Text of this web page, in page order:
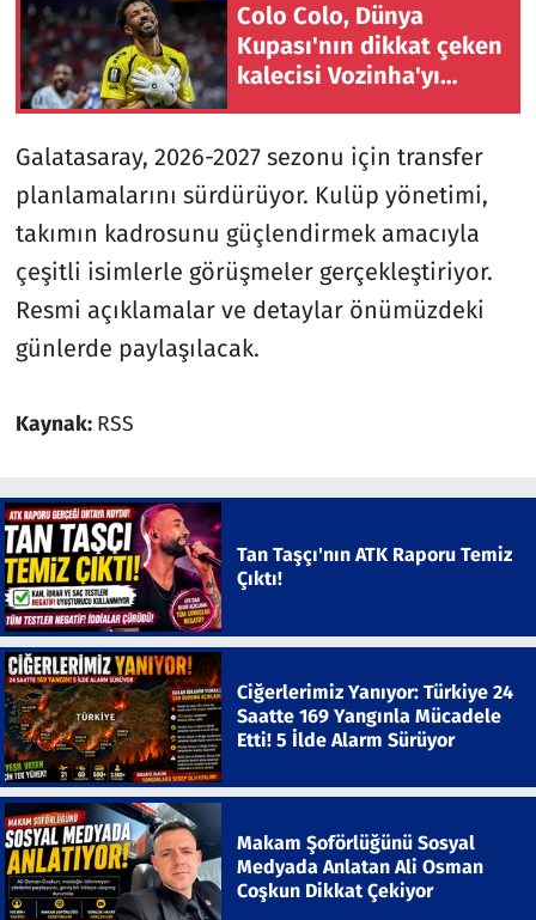
Colo Colo, Dünya
Kupası'nın dikkat çeken
kalecisi Vozinha'yı
Galatasaray, 2026-2027 sezonu için transfer
planlamalarını sürdürüyor. Kulüp yönetimi,
takımın kadrosunu güçlendirmek amacıyla
çeşitli isimlerle görüşmeler gerçekleştiriyor.
Resmi açıklamalar ve detaylar önümüzdeki
günlerde paylaşılacak.
Kaynak: RSS
Tan Taşçı'nın ATK Raporu Temiz
Çıktı!
Ciğerlerimiz Yanıyor: Türkiye 24
Saatte 169 Yangınla Mücadele
Etti! 5 İlde Alarm Sürüyor
Makam Şoförlüğünü Sosyal
Medyada Anlatan Ali Osman
Coşkun Dikkat Çekiyor